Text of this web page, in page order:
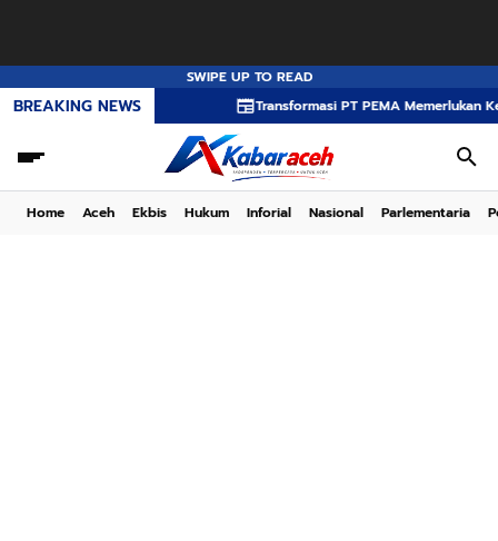
SWIPE UP TO READ
BREAKING NEWS Transformasi PT PEMA Memerlukan
Home Aceh Ekbis Hukum Inforial Nasional Parlementaria